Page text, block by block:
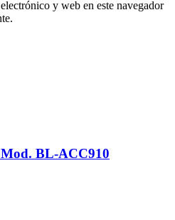
y web en este navegador
BL-ACC910